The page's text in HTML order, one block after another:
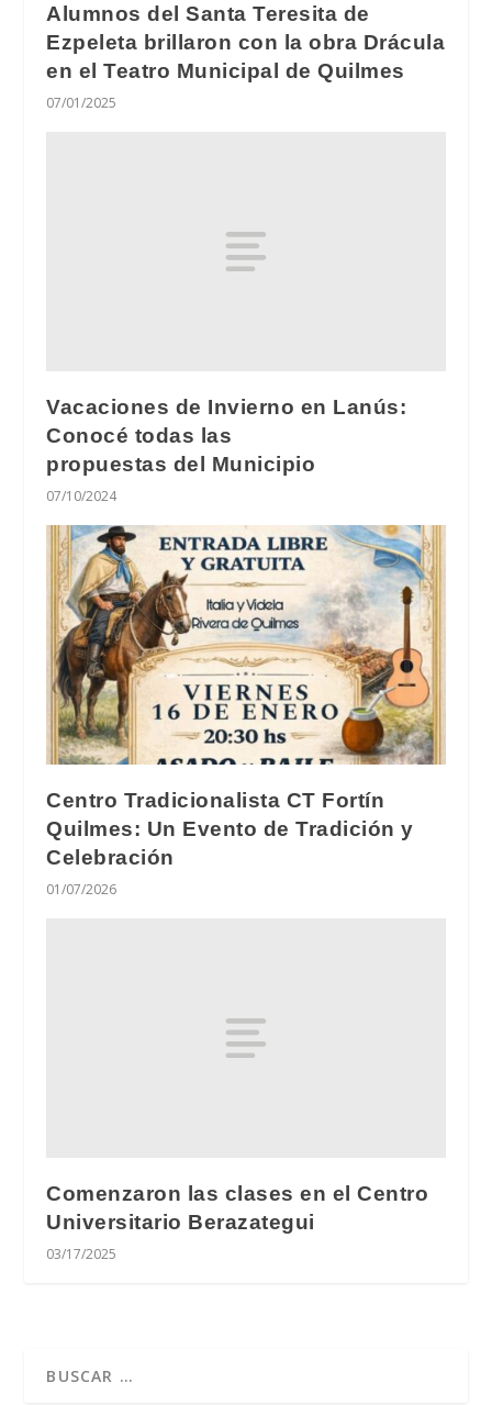
Alumnos del Santa Teresita de
Ezpeleta brillaron con la obra Drácula
en el Teatro Municipal de Quilmes
07/01/2025
Vacaciones de Invierno en Lanús:
Conocé todas las
propuestas del Municipio
07/10/2024
Centro Tradicionalista CT Fortín
Quilmes: Un Evento de Tradición y
Celebración
01/07/2026
Comenzaron las clases en el Centro
Universitario Berazategui
03/17/2025